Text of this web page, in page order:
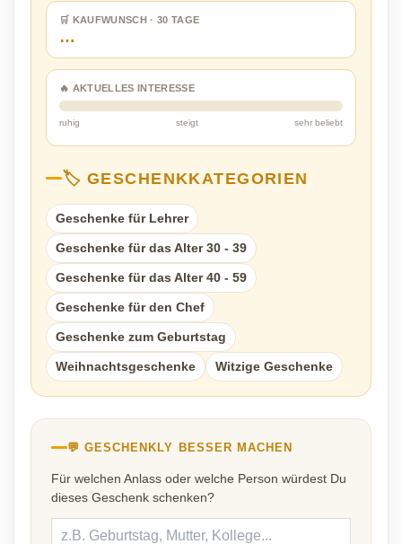
🛒 KAUFWUNSCH · 30 TAGE
…
🔥 AKTUELLES INTERESSE
ruhig steigt sehr beliebt
🏷️ GESCHENKKATEGORIEN
Geschenke für Lehrer
Geschenke für das Alter 30 - 39
Geschenke für das Alter 40 - 59
Geschenke für den Chef
Geschenke zum Geburtstag
Weihnachtsgeschenke Witzige Geschenke
💬 GESCHENKLY BESSER MACHEN
Für welchen Anlass oder welche Person würdest Du
dieses Geschenk schenken?